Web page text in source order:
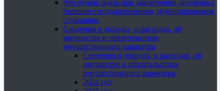
Что нужно знать при заключении договора с
бывшим государственным, муниципальным
служащим
Сведения о доходах, о расходах, об
имуществе и обязательствах
имущественного характера
Сведения о доходах, о расходах, об
имуществе и обязательствах
имущественного характера
2024 год